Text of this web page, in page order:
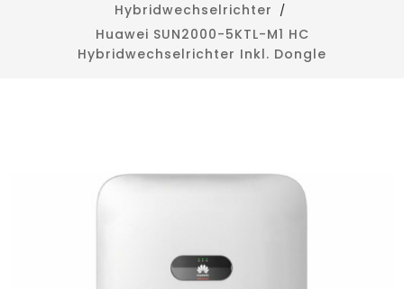
Hybridwechselrichter
Huawei SUN2000-5KTL-M1 HC
Hybridwechselrichter Inkl. Dongle